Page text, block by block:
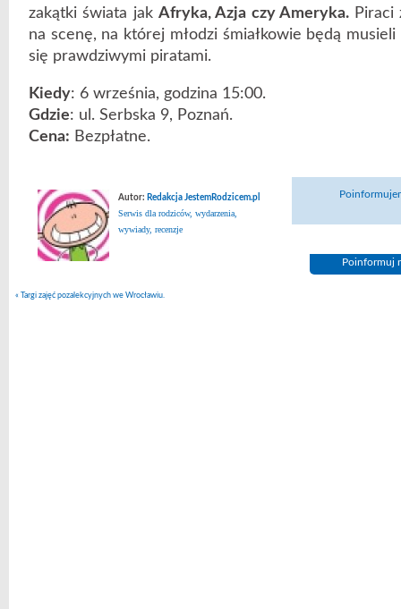
zakątki świata jak Afryka, Azja czy Ameryka.Piraci
na scenę, na której młodzi śmiałkowie będą
się prawdziwymi piratami.
Kiedy: 6 września, godzina 15:00.
Gdzie: ul. Serbska 9, Poznań.
Cena: Bezpłatne.
Autor: Redakcja JestemRodzicem.pl
Serwis dla rodziców, wydarzenia,
wywiady, recenzje
Poinformuj
« Targi zajęć pozalekcyjnych we Wrocławiu.